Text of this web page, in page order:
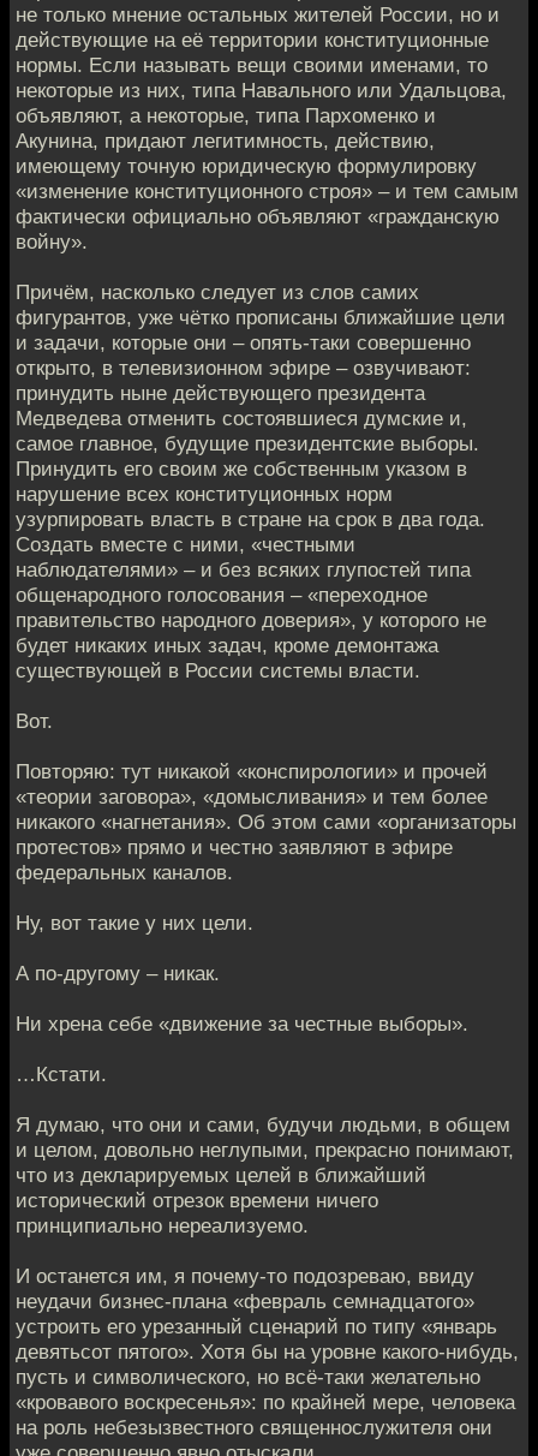
не только мнение остальных жителей России, но и
действующие на её территории конституционные
нормы. Если называть вещи своими именами, то
некоторые из них, типа Навального или Удальцова,
объявляют, а некоторые, типа Пархоменко и
Акунина, придают легитимность, действию,
имеющему точную юридическую формулировку
«изменение конституционного строя» – и тем самым
фактически официально объявляют «гражданскую
войну».
Причём, насколько следует из слов самих
фигурантов, уже чётко прописаны ближайшие цели
и задачи, которые они – опять-таки совершенно
открыто, в телевизионном эфире – озвучивают:
принудить ныне действующего президента
Медведева отменить состоявшиеся думские и,
самое главное, будущие президентские выборы.
Принудить его своим же собственным указом в
нарушение всех конституционных норм
узурпировать власть в стране на срок в два года.
Создать вместе с ними, «честными
наблюдателями» – и без всяких глупостей типа
общенародного голосования – «переходное
правительство народного доверия», у которого не
будет никаких иных задач, кроме демонтажа
существующей в России системы власти.
Вот.
Повторяю: тут никакой «конспирологии» и прочей
«теории заговора», «домысливания» и тем более
никакого «нагнетания». Об этом сами «организаторы
протестов» прямо и честно заявляют в эфире
федеральных каналов.
Ну, вот такие у них цели.
А по-другому – никак.
Ни хрена себе «движение за честные выборы».
…Кстати.
Я думаю, что они и сами, будучи людьми, в общем
и целом, довольно неглупыми, прекрасно понимают,
что из декларируемых целей в ближайший
исторический отрезок времени ничего
принципиально нереализуемо.
И останется им, я почему-то подозреваю, ввиду
неудачи бизнес-плана «февраль семнадцатого»
устроить его урезанный сценарий по типу «январь
девятьсот пятого». Хотя бы на уровне какого-нибудь,
пусть и символического, но всё-таки желательно
«кровавого воскресенья»: по крайней мере, человека
на роль небезызвестного священнослужителя они